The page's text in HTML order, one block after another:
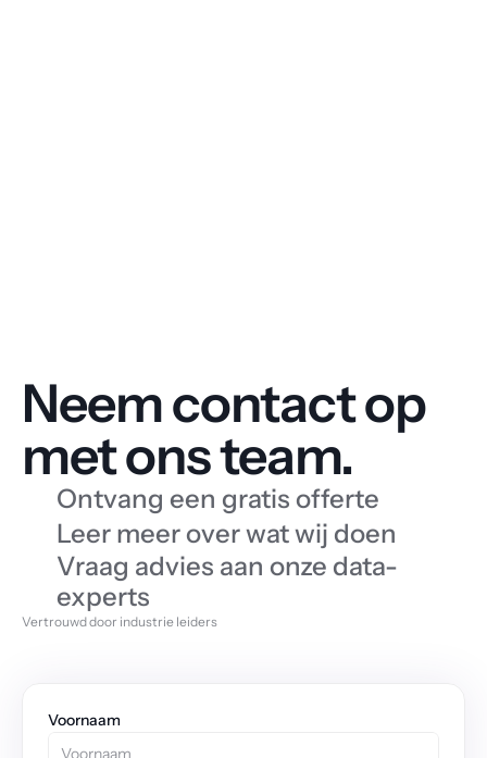
Neem contact op
met ons team.
Ontvang een gratis offerte
Leer meer over wat wij doen
Vraag advies aan onze data-
experts
Vertrouwd door industrie leiders
Voornaam